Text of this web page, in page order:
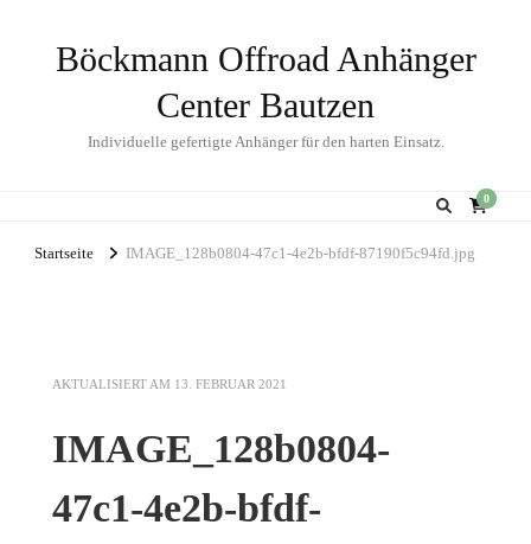
Böckmann Offroad Anhänger
Center Bautzen
Individuelle gefertigte Anhänger für den harten Einsatz.
0
Startseite IMAGE_128b0804-47c1-4e2b-bfdf-87190f5c94fd.jpg
AKTUALISIERT AM 13. FEBRUAR 2021
IMAGE_128b0804-
47c1-4e2b-bfdf-